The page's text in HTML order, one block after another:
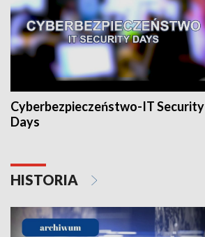
Cyberbezpieczeństwo-IT Security
Days
HISTORIA